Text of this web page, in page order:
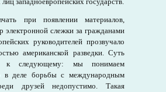
при появлении материалов,
слежки за гражданами
руководителей прозвучало
американской разведки. Суть
к следующему: мы понимаем
в деле борьбы с международным
друзей недопустимо. Такая